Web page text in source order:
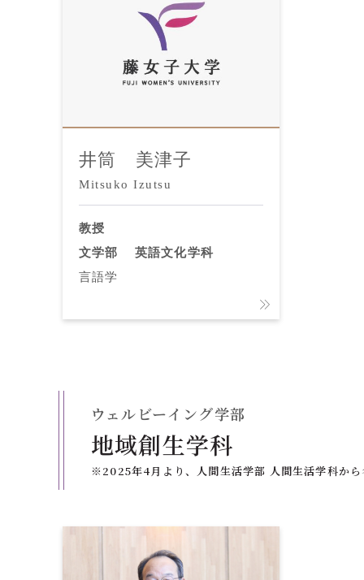
シンボルマーク・校章
自己点検・評価
井筒 美津子
Mitsuko Izutsu
教授
文学部
英語文化学科
言語学
ウェルビーイング学部
地域創生学科
※2025年4月より、人間生活学部 人間生活学科から